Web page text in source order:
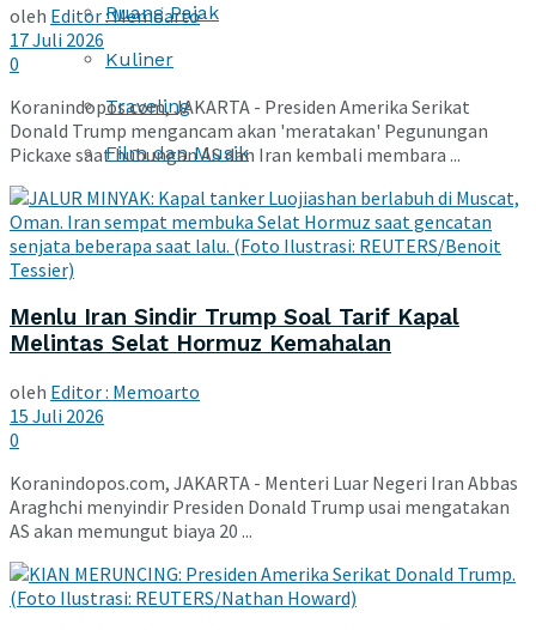
Ruang Pajak
Kuliner
Traveling
Film dan Musik
oleh Editor : Memoarto
17 Juli 2026
0
Koranindopos.com, JAKARTA - Presiden Amerika Serikat
Donald Trump mengancam akan 'meratakan' Pegunungan
Pickaxe saat hubungan AS dan Iran kembali membara ...
Menlu Iran Sindir Trump Soal Tarif Kapal
Melintas Selat Hormuz Kemahalan
oleh Editor : Memoarto
15 Juli 2026
0
Koranindopos.com, JAKARTA - Menteri Luar Negeri Iran Abbas
Araghchi menyindir Presiden Donald Trump usai mengatakan
AS akan memungut biaya 20 ...